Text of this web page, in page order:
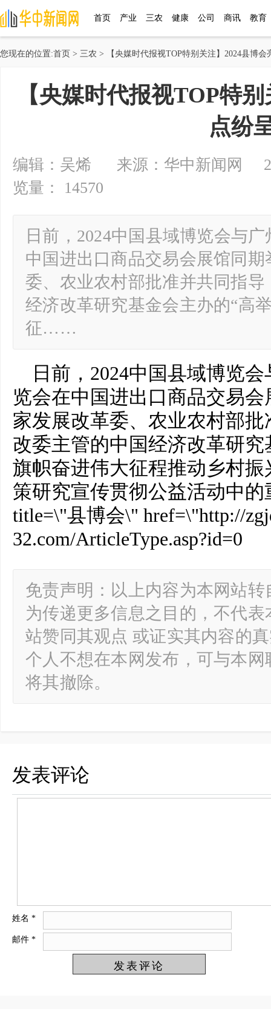
首页 产业 三农 健康 公司 商讯 教育
您现在的位置:首页 > 三农 > 【央媒时代报视TOP特别关注】2024县博会
【央媒时代报视TOP特
点纷
编辑：吴烯 来源：华中新闻网
览量： 14570
日前，2024中国县域博览会与
中国进出口商品交易会展馆同
委、农业农村部批准并共同指
经济改革研究基金会主办的“高
征……
日前，2024中国县域博览
览会在中国进出口商品交易
家发展改革委、农业农村部
改委主管的中国经济改革研
旗帜奋进伟大征程推动乡村
策研究宣传贯彻公益活动中
title=\"县博会\" href=\"http://
32.com/ArticleType.asp?id=0
免责声明：以上内容为本网站
为传递更多信息之目的，不代
站赞同其观点 或证实其内容的
个人不想在本网发布，可与本
将其撤除。
发表评论
姓名 *
邮件 *